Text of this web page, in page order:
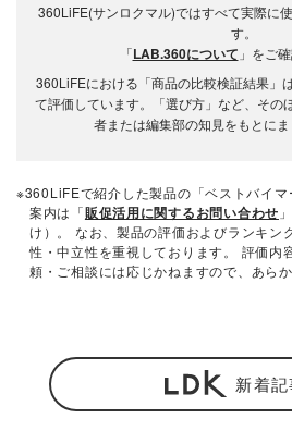
360LiFE(サンロクマル)ではすべて実際に
す。
「LAB.360について 」をご
360LiFEにおける「商品の比較検証結果」
て評価しています。「選び方」など、その
者または編集部の知見をもとにま
※360LiFEで紹介した製品の「ベストバイ
案内は「販促活用に関するお問い合わせ
け）。 なお、製品の評価およびランキン
性・中立性を重視しております。 評価内
頼・ご相談には応じかねますので、あら
新着